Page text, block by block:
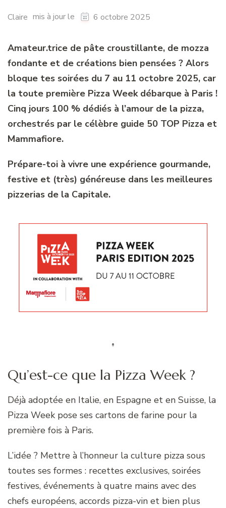
Claire mis à jour le 6 octobre 2025
Amateur.trice de pâte croustillante, de mozza
fondante et de créations bien pensées ? Alors
bloque tes soirées du 7 au 11 octobre 2025, car
la toute première Pizza Week débarque à Paris !
Cinq jours 100 % dédiés à l’amour de la pizza,
orchestrés par le célèbre guide 50 TOP Pizza et
Mammafiore.
Prépare-toi à vivre une expérience gourmande,
festive et (très) généreuse dans les meilleures
pizzerias de la Capitale.
Qu’est-ce que la Pizza Week ?
Déjà adoptée en Italie, en Espagne et en Suisse, la
Pizza Week pose ses cartons de farine pour la
première fois à Paris.
L’idée ? Mettre à l’honneur la culture pizza sous
toutes ses formes : recettes exclusives, soirées
festives, événements à quatre mains avec des
chefs européens, accords pizza-vin et bien plus